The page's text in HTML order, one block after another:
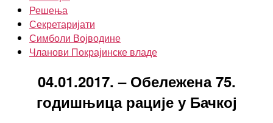
Решења
Секретаријати
Симболи Војводине
Чланови Покрајинске владе
04.01.2017. – Обележена 75.
годишњица рације у Бачкој